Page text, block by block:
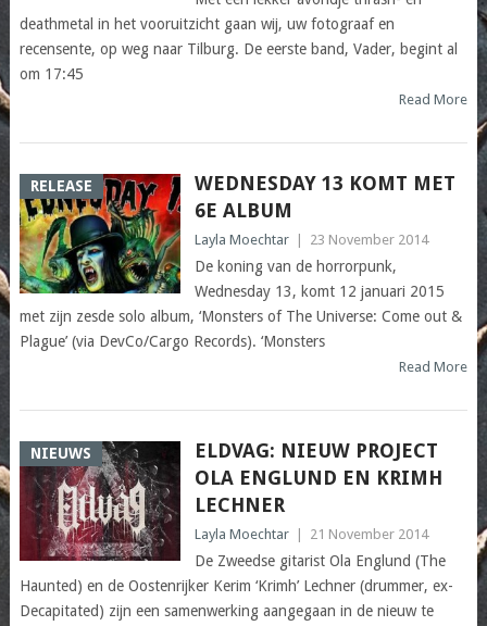
deathmetal in het vooruitzicht gaan wij, uw fotograaf en
recensente, op weg naar Tilburg. De eerste band, Vader, begint al
om 17:45
Read More
RELEASE
WEDNESDAY 13 KOMT MET
6E ALBUM
Layla Moechtar 23 November 2014
De koning van de horrorpunk,
Wednesday 13, komt 12 januari 2015
met zijn zesde solo album, ‘Monsters of The Universe: Come out &
Plague’ (via DevCo/Cargo Records). ‘Monsters
Read More
NIEUWS
ELDVAG: NIEUW PROJECT
OLA ENGLUND EN KRIMH
LECHNER
Layla Moechtar 21 November 2014
De Zweedse gitarist Ola Englund (The
Haunted) en de Oostenrijker Kerim ‘Krimh’ Lechner (drummer, ex-
Decapitated) zijn een samenwerking aangegaan in de nieuw te